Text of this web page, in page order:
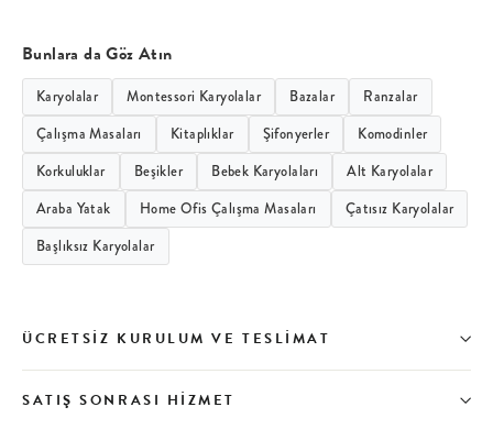
Bunlara da Göz Atın
Karyolalar Montessori Karyolalar Bazalar
Ranzalar
Çalışma Masaları
Kitaplıklar Şifonyerler
Komodinler
Korkuluklar
Beşikler Bebek Karyolaları
Alt Karyolalar
Araba Yatak
Home Ofis Çalışma Masaları
Çatısız Karyolalar
Başlıksız Karyolalar
ÜCRETSIZ KURULUM VE TESLIMAT
SATIŞ SONRASI HIZMET